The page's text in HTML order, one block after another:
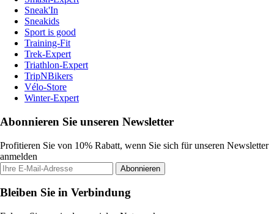
Sneak'In
Sneakids
Sport is good
Training-Fit
Trek-Expert
Triathlon-Expert
TripNBikers
Vélo-Store
Winter-Expert
Abonnieren Sie unseren Newsletter
Profitieren Sie von 10% Rabatt, wenn Sie sich für unseren Newsletter
anmelden
Abonnieren
Bleiben Sie in Verbindung